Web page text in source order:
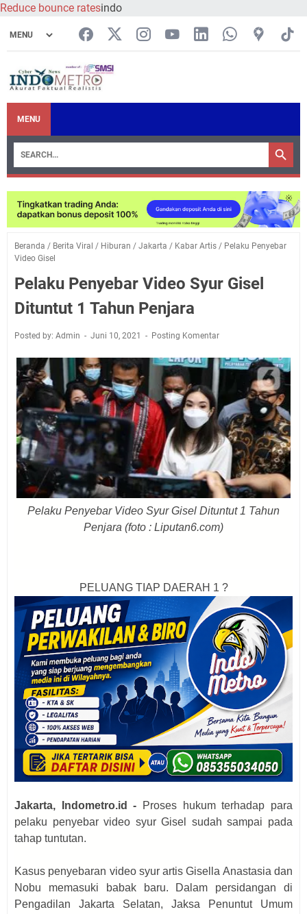
Reduce bounce ratesindo
MENU
Beranda / Berita Viral / Hiburan / Jakarta / Kabar Artis / Pelaku Penyebar
Video Gisel
Pelaku Penyebar Video Syur Gisel
Dituntut 1 Tahun Penjara
Posted by: Admin Juni 10, 2021 Posting Komentar
Pelaku Penyebar Video Syur Gisel Dituntut 1 Tahun
Penjara (foto : Liputan6.com)
PELUANG TIAP DAERAH 1 ?
Jakarta, Indometro.id -
Proses hukum terhadap para
pelaku penyebar video syur Gisel sudah sampai pada
tahap tuntutan.
Kasus penyebaran video syur artis Gisella Anastasia dan
Nobu memasuki babak baru. Dalam persidangan di
Pengadilan Jakarta Selatan, Jaksa Penuntut Umum